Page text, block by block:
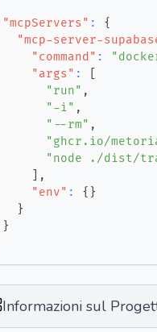
"mcpServers" :
{
"mcp-server-
"command" :
"args" :
"run" ,
"-i" ,
"--rm" ,
"ghcr.io/
"node ./dist/
,
"env" : { }
}
}
Informazioni sul